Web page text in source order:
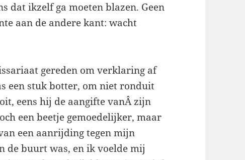
dat ikzelf ga moeten blazen. Geen
aan de andere kant: wacht
gereden om verklaring af
een stuk botter, om niet ronduit
eens hij de aangifte vanÂ zijn
een beetje gemoedelijker, maar
een aanrijding tegen mijn
de buurt was, en ik voelde mij